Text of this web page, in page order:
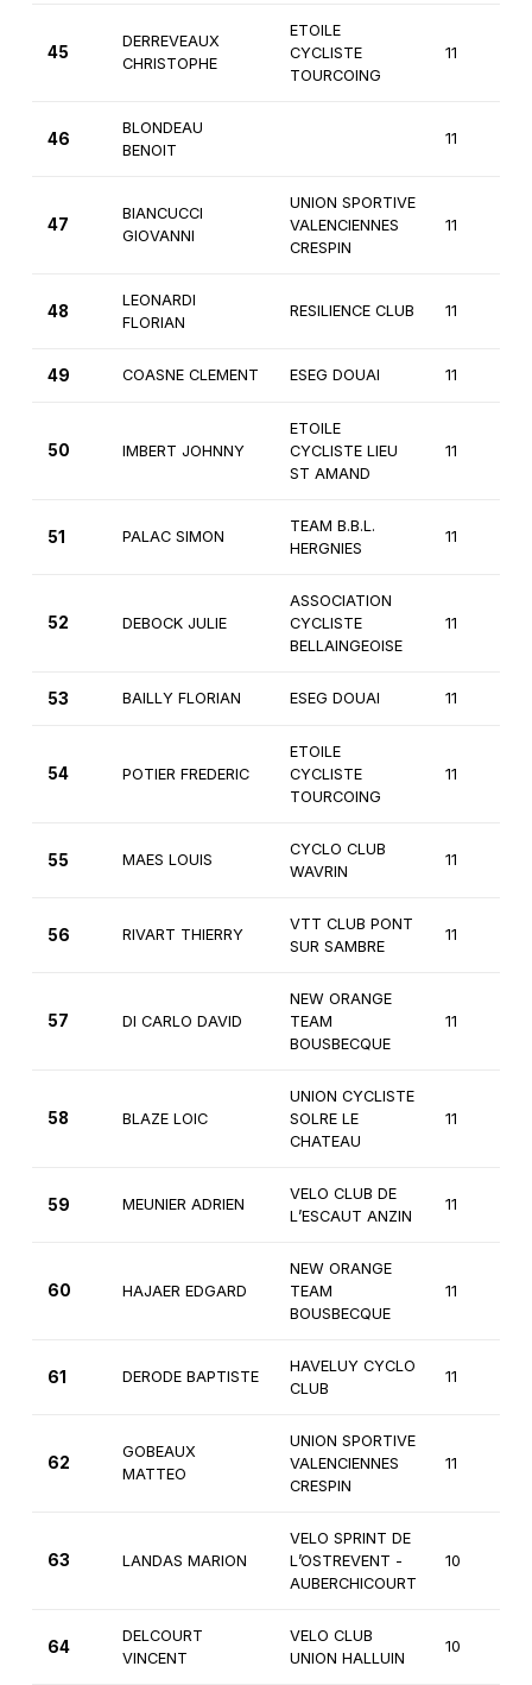
45
DERREVEAUX
CHRISTOPHE
ETOILE
CYCLISTE
TOURCOING
11
46
BLONDEAU
BENOIT
11
47
BIANCUCCI
GIOVANNI
UNION SPORTIVE
VALENCIENNES
CRESPIN
11
48
LEONARDI
FLORIAN
RESILIENCE CLUB 11
49 COASNE CLEMENT ESEG DOUAI 11
50 IMBERT JOHNNY
ETOILE
CYCLISTE LIEU
ST AMAND
11
51 PALAC SIMON
TEAM B.B.L.
HERGNIES
11
52 DEBOCK JULIE
ASSOCIATION
CYCLISTE
BELLAINGEOISE
11
53 BAILLY FLORIAN ESEG DOUAI 11
54 POTIER FREDERIC
ETOILE
CYCLISTE
TOURCOING
11
55 MAES LOUIS
CYCLO CLUB
WAVRIN
11
56 RIVART THIERRY
VTT CLUB PONT
SUR SAMBRE
11
57 DI CARLO DAVID
NEW ORANGE
TEAM
BOUSBECQUE
11
58 BLAZE LOIC
UNION CYCLISTE
SOLRE LE
CHATEAU
11
59 MEUNIER ADRIEN
VELO CLUB DE
L’ESCAUT ANZIN
11
60 HAJAER EDGARD
NEW ORANGE
TEAM
BOUSBECQUE
11
61 DERODE BAPTISTE
HAVELUY CYCLO
CLUB
11
62
GOBEAUX
MATTEO
UNION SPORTIVE
VALENCIENNES
CRESPIN
11
63 LANDAS MARION
VELO SPRINT DE
L’OSTREVENT -
AUBERCHICOURT
10
64
DELCOURT
VINCENT
VELO CLUB
UNION HALLUIN
10